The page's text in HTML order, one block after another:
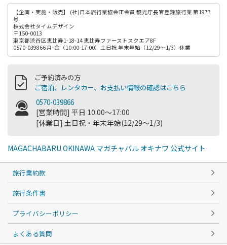
【企画・実施・販売】
(社)日本旅行業協会正会員 観光庁長官登録旅行業 第1977
号
株式会社タイムデザイン
〒150-0013
東京都渋谷区恵比寿1-18-14 恵比寿ファーストスクエア8F
0570-039866 月-金（10:00-17:00）土日祝 年末年始（12/29～1/3）休業
ご予約済みの方
ご宿泊、レンタカー、お支払い情報の確認はこちら
0570-039866
[営業時間] 平日 10:00～17:00
[休業日] 土日祝・年末年始(12/29～1/3)
MAGACHABARU OKINAWA マガチャバル オキナワ 公式サイト
旅行業約款
旅行条件書
プライバシーポリシー
よくある質問